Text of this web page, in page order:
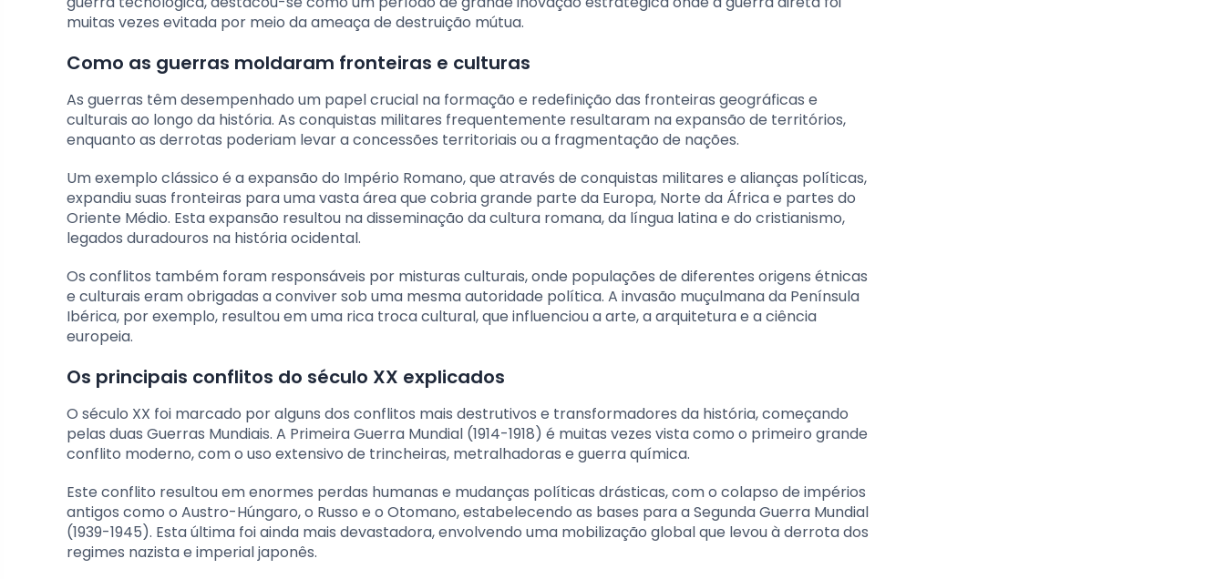
muitas vezes evitada por meio da ameaça de destruição mútua.
Como as guerras moldaram fronteiras e culturas
As guerras têm desempenhado um papel crucial na formação e redefinição das fronteiras geográficas e
culturais ao longo da história. As conquistas militares frequentemente resultaram na expansão de territórios,
enquanto as derrotas poderiam levar a concessões territoriais ou a fragmentação de nações.
Um exemplo clássico é a expansão do Império Romano, que através de conquistas militares e alianças políticas,
expandiu suas fronteiras para uma vasta área que cobria grande parte da Europa, Norte da África e partes do
Oriente Médio. Esta expansão resultou na disseminação da cultura romana, da língua latina e do cristianismo,
legados duradouros na história ocidental.
Os conflitos também foram responsáveis por misturas culturais, onde populações de diferentes origens étnicas
e culturais eram obrigadas a conviver sob uma mesma autoridade política. A invasão muçulmana da Península
Ibérica, por exemplo, resultou em uma rica troca cultural, que influenciou a arte, a arquitetura e a ciência
europeia.
Os principais conflitos do século XX explicados
O século XX foi marcado por alguns dos conflitos mais destrutivos e transformadores da história, começando
pelas duas Guerras Mundiais. A Primeira Guerra Mundial (1914-1918) é muitas vezes vista como o primeiro grande
conflito moderno, com o uso extensivo de trincheiras, metralhadoras e guerra química.
Este conflito resultou em enormes perdas humanas e mudanças políticas drásticas, com o colapso de impérios
antigos como o Austro-Húngaro, o Russo e o Otomano, estabelecendo as bases para a Segunda Guerra Mundial
(1939-1945). Esta última foi ainda mais devastadora, envolvendo uma mobilização global que levou à derrota dos
regimes nazista e imperial japonês.